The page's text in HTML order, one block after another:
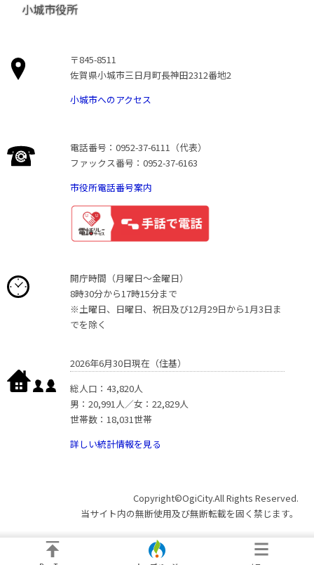
小城市役所
〒845-8511
佐賀県小城市三日月町長神田2312番地2
小城市へのアクセス
電話番号：0952-37-6111（代表）
ファックス番号：0952-37-6163
市役所電話番号案内
開庁時間（月曜日〜金曜日）
8時30分から17時15分まで
※土曜日、日曜日、祝日及び12月29日から1月3日ま
でを除く
2026年6月30日現在（住基）
総人口：43,820人
男：20,991人／女：22,829人
世帯数：18,031世帯
詳しい統計情報を見る
Copyright©OgiCity.All Rights Reserved.
当サイト内の無断使用及び無断転載を固く禁じます。